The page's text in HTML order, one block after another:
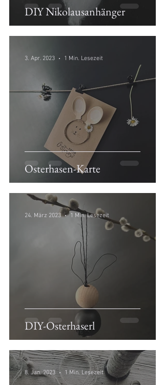
DIY Nikolausanhänger
Osterhasen-Karte
3. Apr. 2023 1 Min. Lesezeit
DIY-Osterhaserl
24. März 2023 1 Min. Lesezeit
8. Jan. 2023 1 Min. Lesezeit